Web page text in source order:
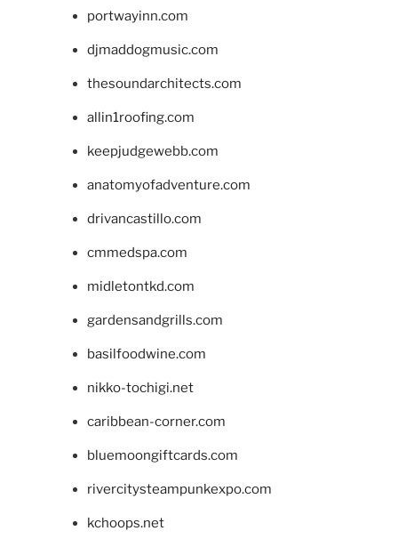
portwayinn.com
djmaddogmusic.com
thesoundarchitects.com
allin1roofing.com
keepjudgewebb.com
anatomyofadventure.com
drivancastillo.com
cmmedspa.com
midletontkd.com
gardensandgrills.com
basilfoodwine.com
nikko-tochigi.net
caribbean-corner.com
bluemoongiftcards.com
rivercitysteampunkexpo.com
kchoops.net